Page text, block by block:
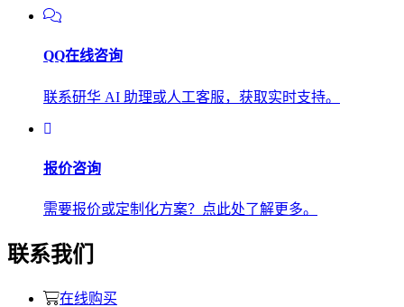
QQ在线咨询
联系研华 AI 助理或人工客服，获取实时支持。
报价咨询
需要报价或定制化方案？点此处了解更多。
联系我们
在线购买